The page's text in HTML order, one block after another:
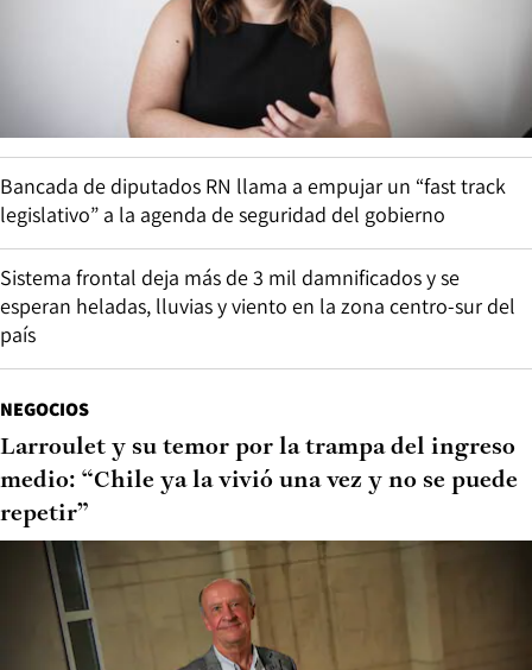
Bancada de diputados RN llama a empujar un “fast track
legislativo” a la agenda de seguridad del gobierno
Sistema frontal deja más de 3 mil damnificados y se
esperan heladas, lluvias y viento en la zona centro-sur del
país
NEGOCIOS
Larroulet y su temor por la trampa del ingreso
medio: “Chile ya la vivió una vez y no se puede
repetir”